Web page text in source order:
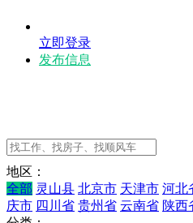
立即登录
发布信息
地区：
全部 灵山县 北京市 天津市 河北
庆市 四川省 贵州省 云南省 陕西